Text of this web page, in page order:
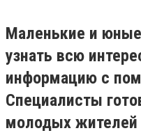
Маленькие и
узнать всю
информацию с
Специалисты
молодых жителей